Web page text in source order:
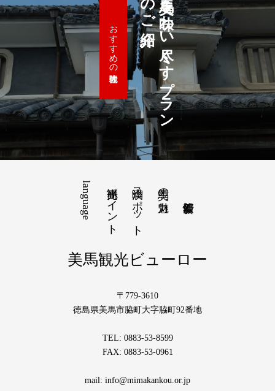
美馬を
味わ
い
尽く
す
プ
ラ
ン
の
ご
おすすめの観光体験
美馬の魅力
満喫スポット
観光ポイント
language
美馬観光ビューロー
〒779-3610
徳島県美馬市脇町大字脇町92番地
TEL: 0883-53-8599
FAX: 0883-53-0961
mail: info@mimakankou.or.jp